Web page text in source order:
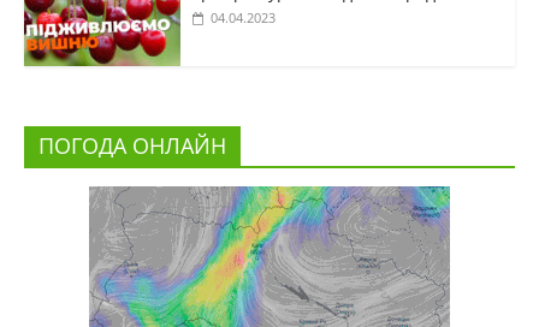
04.04.2023
ПОГОДА ОНЛАЙН